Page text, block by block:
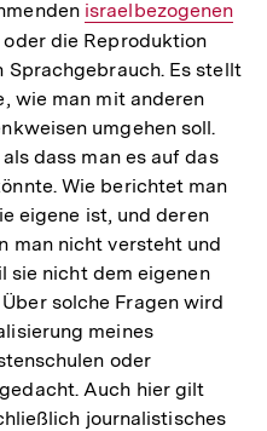
Interner
Link:
israelbezogenen
oder die Reproduktion
Sprachgebrauch. Es stellt
wie man mit anderen
umgehen soll.
dass man es auf das
Wie berichtet man
eigene ist, und deren
man nicht versteht und
sie nicht dem eigenen
solche Fragen wird
meines
oder
Auch hier gilt
journalistisches